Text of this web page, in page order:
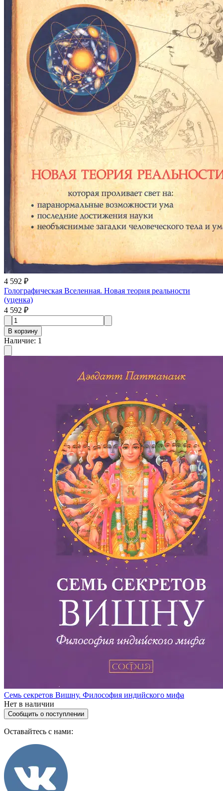
4 592 ₽
Голографическая Вселенная. Новая теория реальности
(уценка)
4 592 ₽
В корзину
Наличие: 1
Семь секретов Вишну. Философия индийского мифа
Нет в наличии
Сообщить о поступлении
Оставайтесь с нами: